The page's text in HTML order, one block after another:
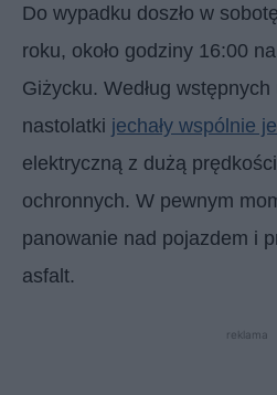
Do wypadku doszło w
roku, około godziny 16:00
Giżycku. Według
nastolatki jechały wspólnie
elektryczną z dużą
ochronnych. W pewnym
panowanie nad pojazdem i
asfalt.
reklama